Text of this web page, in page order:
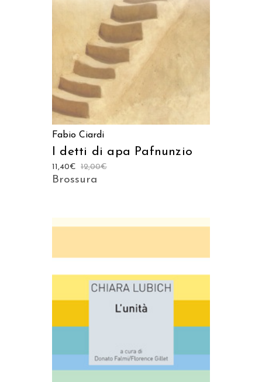
AGGIUNGI AL CARRELLO
Fabio Ciardi
I detti di apa Pafnunzio
12,00€
11,40€
Brossura